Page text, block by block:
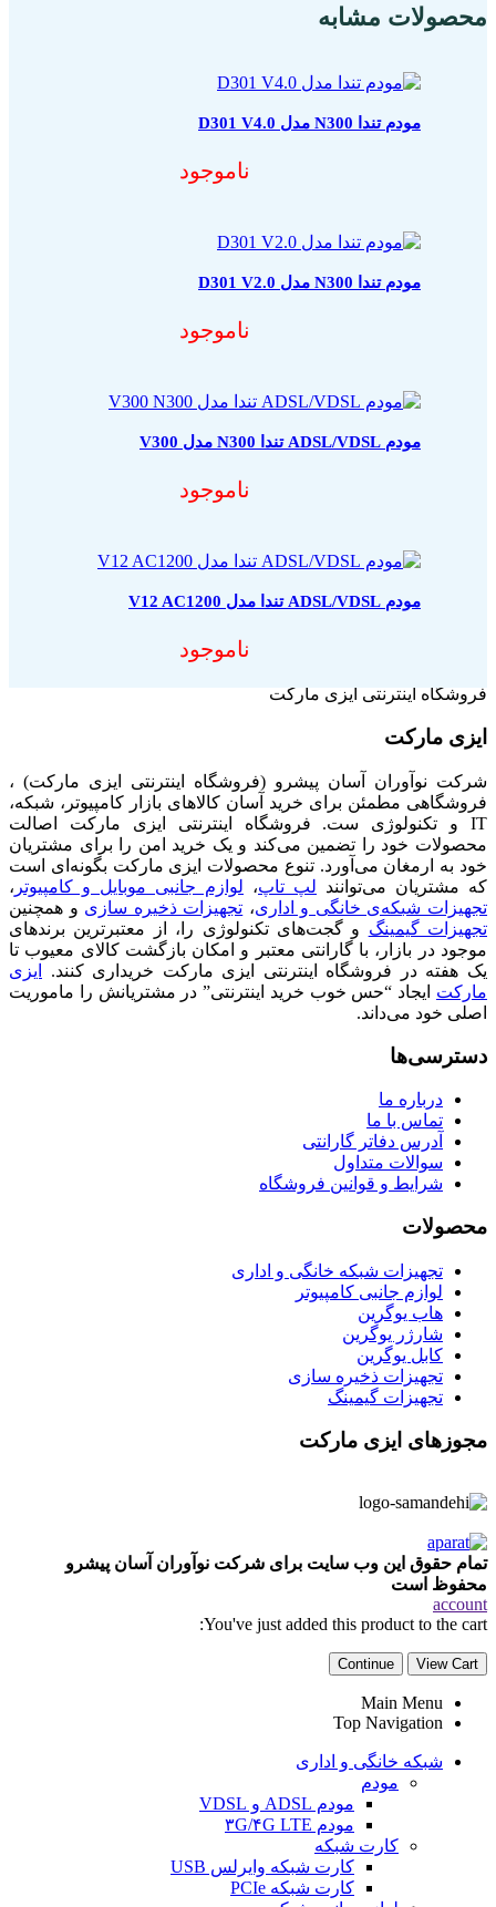
محصولات مشابه
مودم تندا N300 مدل D301 V4.0
ناموجود
مودم تندا N300 مدل D301 V2.0
ناموجود
مودم ADSL/VDSL تندا N300 مدل V300
ناموجود
مودم ADSL/VDSL تندا مدل V12 AC1200
ناموجود
فروشگاه اینترنتی ایزی مارکت
ایزی مارکت
شرکت نوآوران آسان پیشرو (فروشگاه اینترنتی ایزی مارکت) ،
فروشگاهی مطمئن برای خرید آسان کالاهای بازار کامپیوتر، شبکه،
IT و تکنولوژی ست. فروشگاه اینترنتی ایزی مارکت اصالت
محصولات خود را تضمین می‌کند و یک خرید امن را برای مشتریان
خود به ارمغان می‌آورد. تنوع محصولات ایزی مارکت بگونه‌ای است
که مشتریان می‌توانند لپ تاپ، لوازم جانبی موبایل و کامپیوتر ،
تجهیزات شبکه‌ی خانگی و اداری، تجهیزات ذخیره سازی و همچنین
تجهیزات گیمینگ و گجت‌های تکنولوژی را، از معتبرترین برندهای
موجود در بازار، با گارانتی معتبر و امکان بازگشت کالای معیوب تا
یک هفته در فروشگاه اینترنتی ایزی مارکت خریداری کنند.
ایزی
مارکت ایجاد “حس خوب خرید اینترنتی” در مشتریانش را ماموریت
اصلی خود می‌داند.
دسترسی‌ها
درباره ما
تماس با ما
آدرس دفاتر گارانتی
سوالات متداول
شرایط و قوانین فروشگاه
محصولات
تجهیزات شبکه خانگی و اداری
لوازم جانبی کامپیوتر
هاب یوگرین
شارژر یوگرین
کابل یوگرین
تجهیزات ذخیره سازی
تجهیزات گیمینگ
مجوزهای ایزی مارکت
تمام حقوق این وب سایت برای شرکت نوآوران آسان پیشرو
محفوظ است
account
You've just added this product to the cart:
View Cart
Continue
Main Menu
Top Navigation
شبکه خانگی و اداری
مودم
مودم ADSL و VDSL
مودم ۳G/۴G LTE
کارت شبکه
کارت شبکه وایرلس USB
کارت شبکه PCIe